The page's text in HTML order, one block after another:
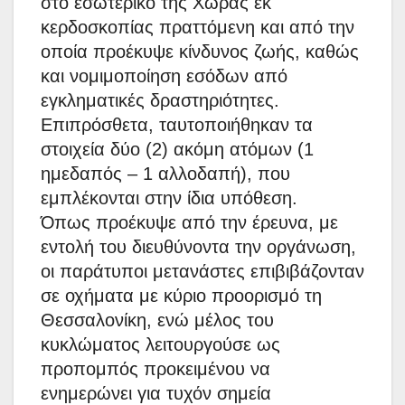
κερδοσκοπίας πραττόμενη και από την
οποία προέκυψε κίνδυνος ζωής, καθώς
και νομιμοποίηση εσόδων από
εγκληματικές δραστηριότητες.
Επιπρόσθετα, ταυτοποιήθηκαν τα
στοιχεία δύο (2) ακόμη ατόμων (1
ημεδαπός – 1 αλλοδαπή), που
εμπλέκονται στην ίδια υπόθεση.
Όπως προέκυψε από την έρευνα, με
εντολή του διευθύνοντα την οργάνωση,
οι παράτυποι μετανάστες επιβιβάζονταν
σε οχήματα με κύριο προορισμό τη
Θεσσαλονίκη, ενώ μέλος του
κυκλώματος λειτουργούσε ως
προπομπός προκειμένου να
ενημερώνει για τυχόν σημεία